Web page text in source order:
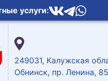
услуги:
249031, Калужская
Обнинск, пр. Ленина, 85